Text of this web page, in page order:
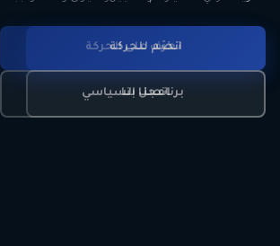
تعرّف على الحركة
برنامجنا السياسي
انضم للحركة
اتصل بنا